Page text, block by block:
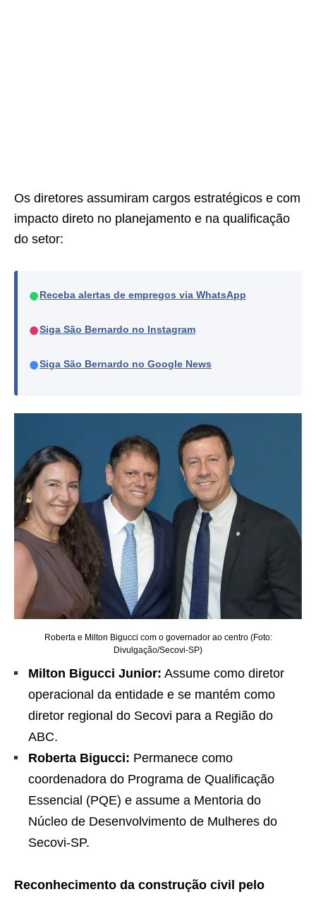
Os diretores assumiram cargos estratégicos e com
impacto direto no planejamento e na qualificação
do setor:
● Receba alertas de empregos via WhatsApp
●Siga São Bernardo no Instagram
●Siga São Bernardo no Google News
Roberta e Milton Bigucci com o governador ao centro (Foto:
Divulgação/Secovi-SP)
Milton Bigucci Junior: Assume como diretor
operacional da entidade e se mantém como
diretor regional do Secovi para a Região do
ABC.
Roberta Bigucci: Permanece como
coordenadora do Programa de Qualificação
Essencial (PQE) e assume a Mentoria do
Núcleo de Desenvolvimento de Mulheres do
Secovi-SP.
Reconhecimento da construção civil pelo